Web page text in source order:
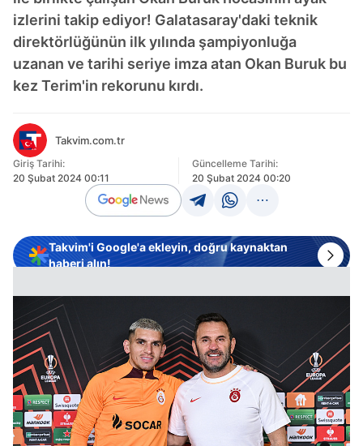
izlerini takip ediyor! Galatasaray'daki teknik
direktörlüğünün ilk yılında şampiyonluğa
uzanan ve tarihi seriye imza atan Okan Buruk bu
kez Terim'in rekorunu kırdı.
Takvim.com.tr
Giriş Tarihi:
20 Şubat 2024 00:11
Güncelleme Tarihi:
20 Şubat 2024 00:20
Takvim'i Google'a ekleyin, doğru kaynaktan
haberi alın!